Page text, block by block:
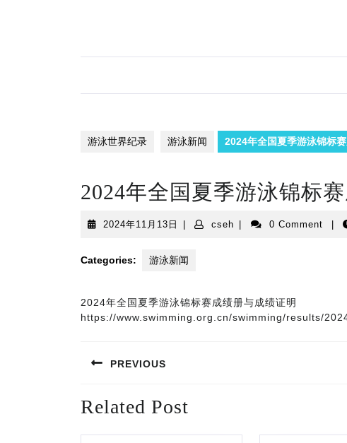
游泳世界纪录 游泳新闻 2024年全国夏季游泳锦标
2024年全国夏季游泳锦标
2024年11月13日
2024
月
cseh cseh 0 Comment
Categories: 游泳新闻
2024年全国夏季游泳锦标赛成绩册与成绩证明
https://www.swimming.org.cn/swimming/results/
导
航
PREVIOUS
post:
Related Post